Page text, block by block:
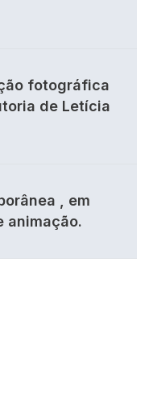
fotográfica
de Letícia
, em
animação.